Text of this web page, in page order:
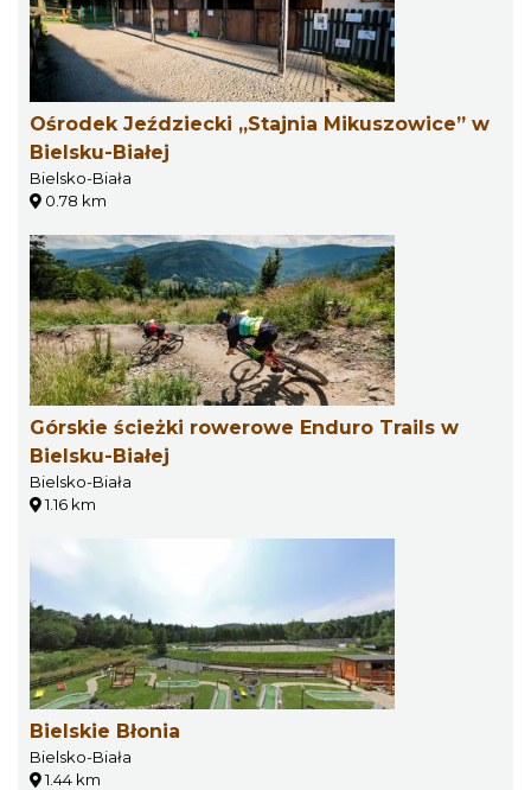
Ośrodek Jeździecki „Stajnia Mikuszowice” w
Bielsku-Białej
Bielsko-Biała
0.78 km
Górskie ścieżki rowerowe Enduro Trails w
Bielsku-Białej
Bielsko-Biała
1.16 km
Bielskie Błonia
Bielsko-Biała
1.44 km